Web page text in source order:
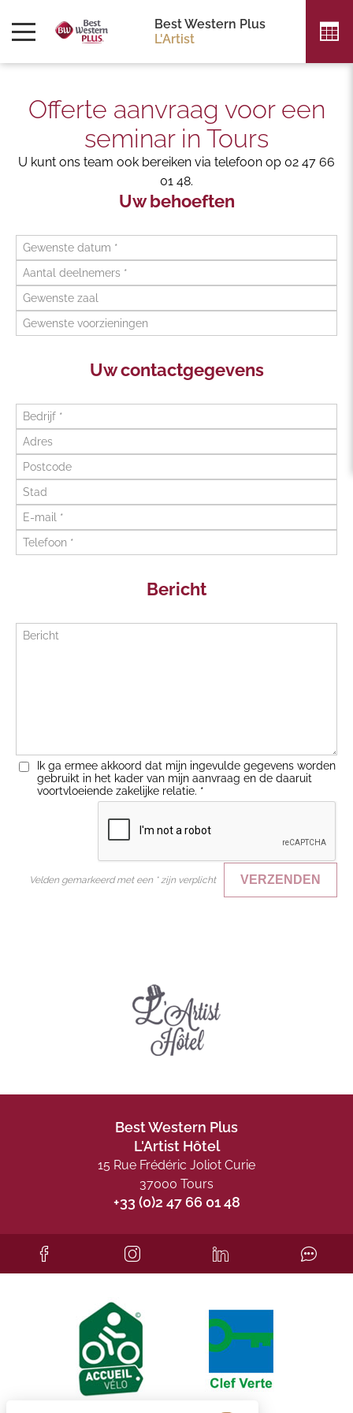
Best Western Plus
L'Artist
Offerte aanvraag voor een
seminar in Tours
U kunt ons team ook bereiken via telefoon op 02 47 66
01 48.
Uw behoeften
Uw contactgegevens
Bericht
Ik ga ermee akkoord dat mijn ingevulde gegevens worden
gebruikt in het kader van mijn aanvraag en de daaruit
voortvloeiende zakelijke relatie. *
Velden gemarkeerd met een * zijn verplicht VERZENDEN
Best Western Plus
L'Artist Hôtel
15 Rue Frédéric Joliot Curie
37000 Tours
+33 (0)2 47 66 01 48